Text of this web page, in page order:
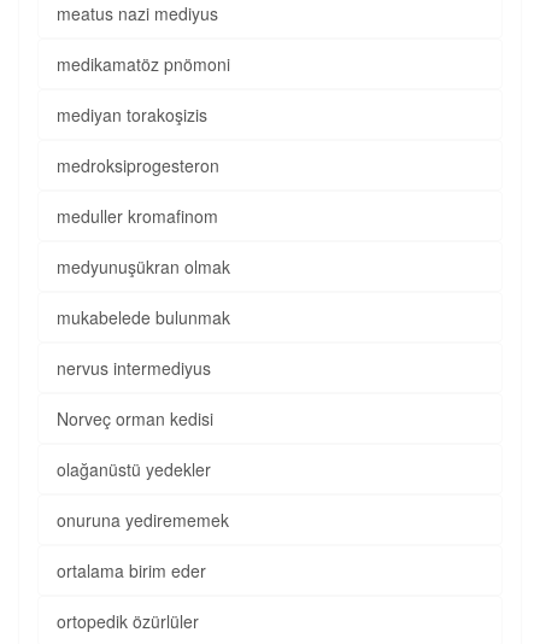
meatus nazi mediyus
medikamatöz pnömoni
mediyan torakoşizis
medroksiprogesteron
meduller kromafinom
medyunuşükran olmak
mukabelede bulunmak
nervus intermediyus
Norveç orman kedisi
olağanüstü yedekler
onuruna yedirememek
ortalama birim eder
ortopedik özürlüler